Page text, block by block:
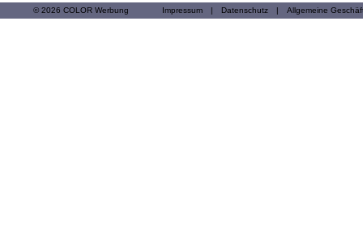
© 2026 COLOR Werbung Impressum | Datenschutz | Allgemeine